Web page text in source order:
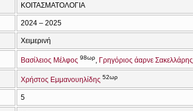
ΚΟΙΤΑΣΜΑΤΟΛΟΓΙΑ
2024 – 2025
Χειμερινή
Βασίλειος Μέλφος 98ωρ Γρηγόριος άαρνε Σακελλάρης
Χρήστος Εμμανουηλίδης 52ωρ
5